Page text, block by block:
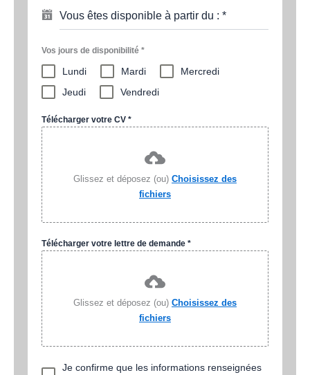
Vous êtes disponible à partir du : *
Vos jours de disponibilité *
Lundi Mardi
Mercredi
Jeudi
Vendredi
Télécharger votre CV *
Glissez et déposez (ou) Choisissez des
fichiers
Télécharger votre lettre de demande *
Glissez et déposez (ou) Choisissez des
fichiers
Je confirme que les informations renseignées